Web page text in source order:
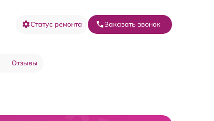
Статус ремонта Заказать звонок
Отзывы